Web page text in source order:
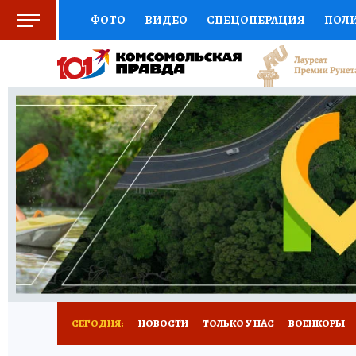
ФОТО ВИДЕО СПЕЦОПЕРАЦИЯ
СОЦПОДДЕРЖКА НАУКА СПОРТ
ВЫБОР ЭКСПЕРТОВ ДОКТОР
КНИЖНАЯ ПОЛКА ПРОГНОЗЫ НА СПОРТ
ПРЕСС-ЦЕНТР НЕДВИЖИМОСТЬ
РАДИО КП РЕКЛАМА ТЕСТЫ НОВОЕ
СЕГОДНЯ: НОВОСТИ ТОЛЬКО У НАС ВОЕНКОРЫ